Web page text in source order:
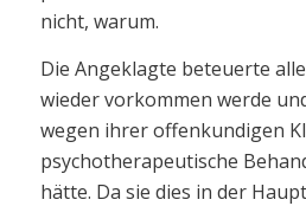
nicht, warum.
Die Angeklagte beteuerte
wieder vorkommen werde
wegen ihrer offenkundigen
psychotherapeutische
hätte. Da sie dies in der